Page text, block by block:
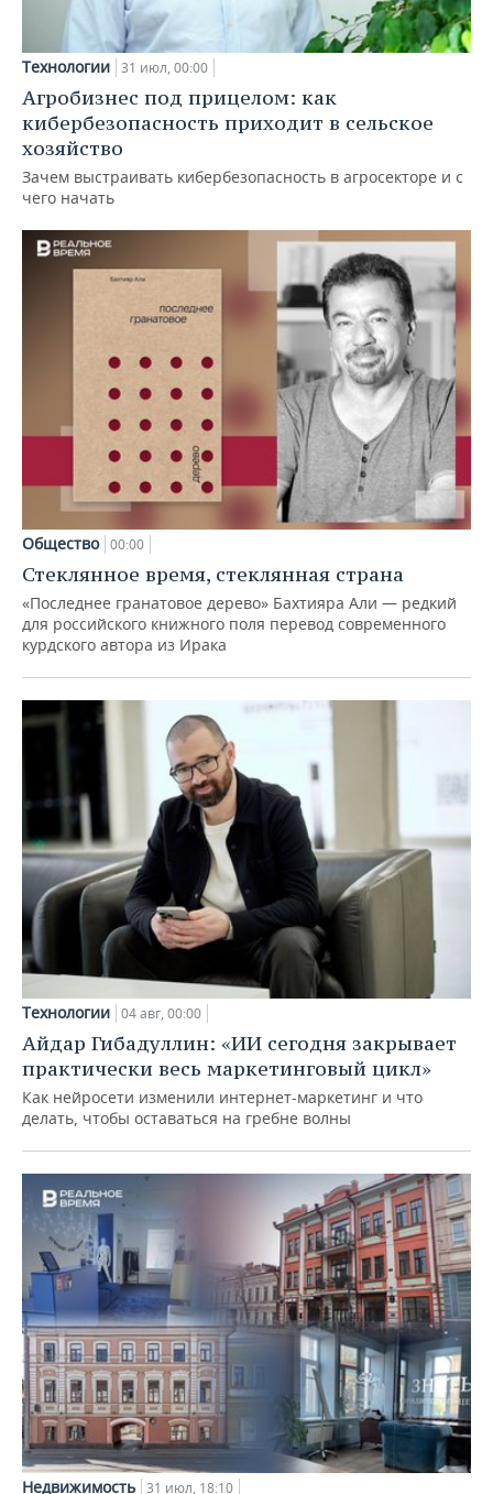
Технологии 31 июл, 00:00
Агробизнес под прицелом: как
кибербезопасность приходит в сельское
хозяйство
Зачем выстраивать кибербезопасность в агросекторе и с
чего начать
Общество 00:00
Стеклянное время, стеклянная страна
«Последнее гранатовое дерево» Бахтияра Али — редкий
для российского книжного поля перевод современного
курдского автора из Ирака
Технологии 04 авг, 00:00
Айдар Гибадуллин: «ИИ сегодня закрывает
практически весь маркетинговый цикл»
Как нейросети изменили интернет-маркетинг и что
делать, чтобы оставаться на гребне волны
Недвижимость 31 июл, 18:10